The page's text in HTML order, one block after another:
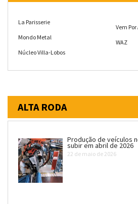
La Parisserie
Mondo Metal
Núcleo Villa-Lobos
Vem
WAZ
ALTA RODA
Produção de veículos
subir em abril de 2026
22 de maio de 2026